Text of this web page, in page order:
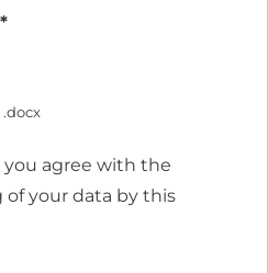
*
.docx
agree with the
your data by this